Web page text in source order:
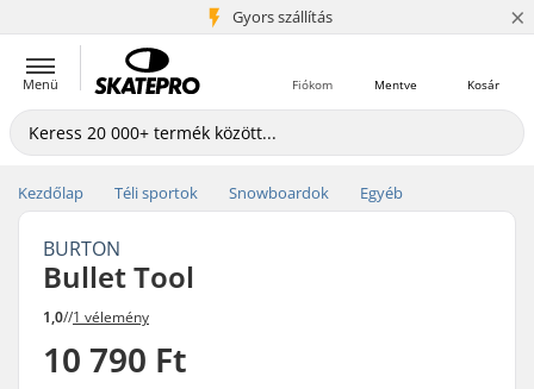
Gyors szállítás
5+ millió ügyfél ×
Menü Kosár
Mentve
Fiókom
Kezdőlap Téli sportok Snowboardok Egyéb
BURTON
Bullet Tool
1,0//1 vélemény
10 790 Ft